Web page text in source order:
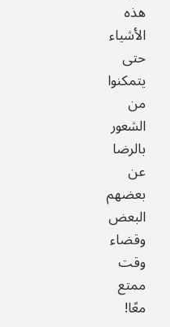
هذه
الأشياء
حتى
يتمكنوا
من
الشعور
بالرضا
عن
بعضهم
البعض
وقضاء
وقت
ممتع
معًا!